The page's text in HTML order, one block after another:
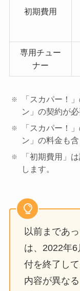
初期費用
専用チュー
ナー
「スカパー！
ン」の契約が必
「スカパー！
ン」の料金も含
「初期費用」
します。
以前まであ
は、2022年
付を終了し
内容が異な